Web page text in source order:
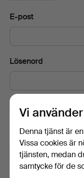
E-post
Lösenord
Prenumerera på
ångrar dig kan du
Jag är över 18 år
användarvillkoren,
Vi
Denna tjänst är
Vissa cookies är
tjänsten, medan
samtycke för de